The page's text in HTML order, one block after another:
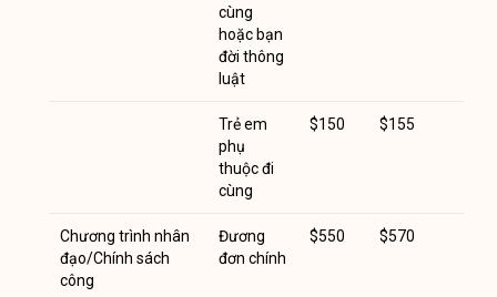
cùng
hoặc bạn
đời thông
luật
Trẻ em
phụ
thuộc đi
cùng
$150 $155
Chương trình nhân
đạo/Chính sách
công
Đương
đơn chính
$550 $570